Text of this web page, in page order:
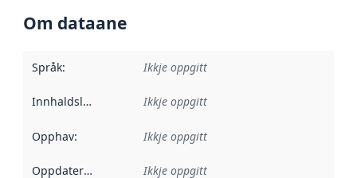
Om dataane
Språk: Ikkje oppgitt
Innhaldsleverandørar :
Ikkje oppgitt
Opphav: Ikkje oppgitt
Oppdateringsfrekvens :
Ikkje oppgitt